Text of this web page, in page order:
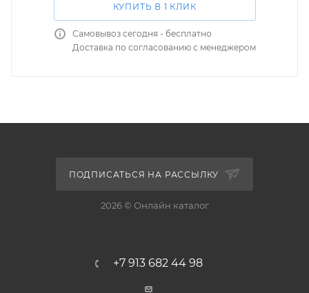
КУПИТЬ В 1 КЛИК
Самовывоз сегодня - бесплатно
Доставка по согласованию с менеджером
ПОДПИСАТЬСЯ НА РАССЫЛКУ
2026 © Онлайн каталог
+7 913 682 44 98